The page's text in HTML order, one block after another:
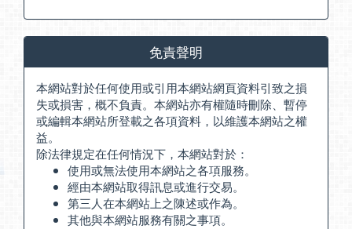
免責聲明
本網站對於任何使用或引用本網站網頁資料引致之損
失或損害，概不負責。本網站亦有權隨時刪除、暫停
或編輯本網站所登載之各項資料，以維護本網站之權
益。
除法律規定在任何情況下，本網站對於：
使用或無法使用本網站之各項服務。
經由本網站取得訊息或進行交易。
第三人在本網站上之陳述或作為。
其他與本網站服務有關之事項。